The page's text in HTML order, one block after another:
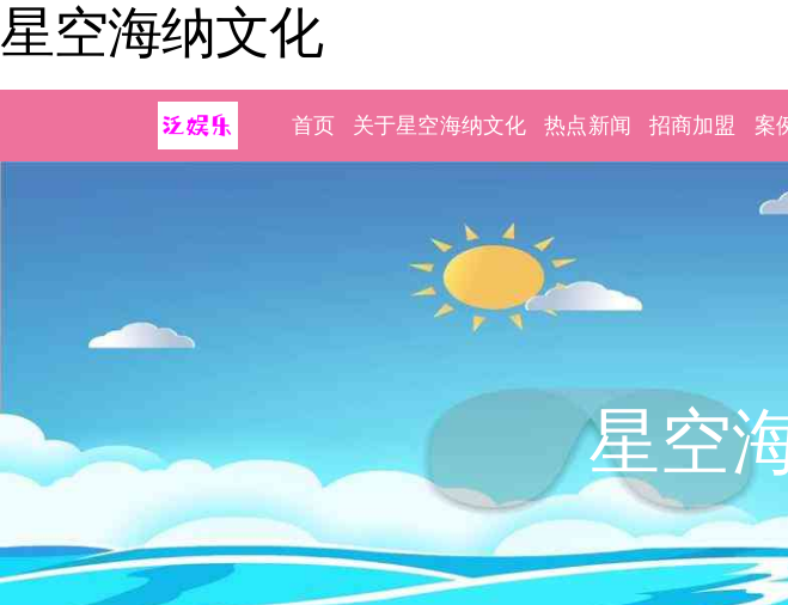
星空海纳文化
首页 关于星空海纳文化 热点新闻 招商加盟 案
星空